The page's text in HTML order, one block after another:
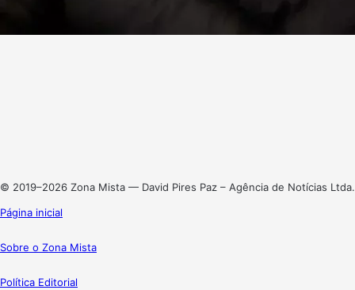
© 2019–2026 Zona Mista — David Pires Paz – Agência de Notícias Ltda.
Página inicial
Sobre o Zona Mista
Política Editorial